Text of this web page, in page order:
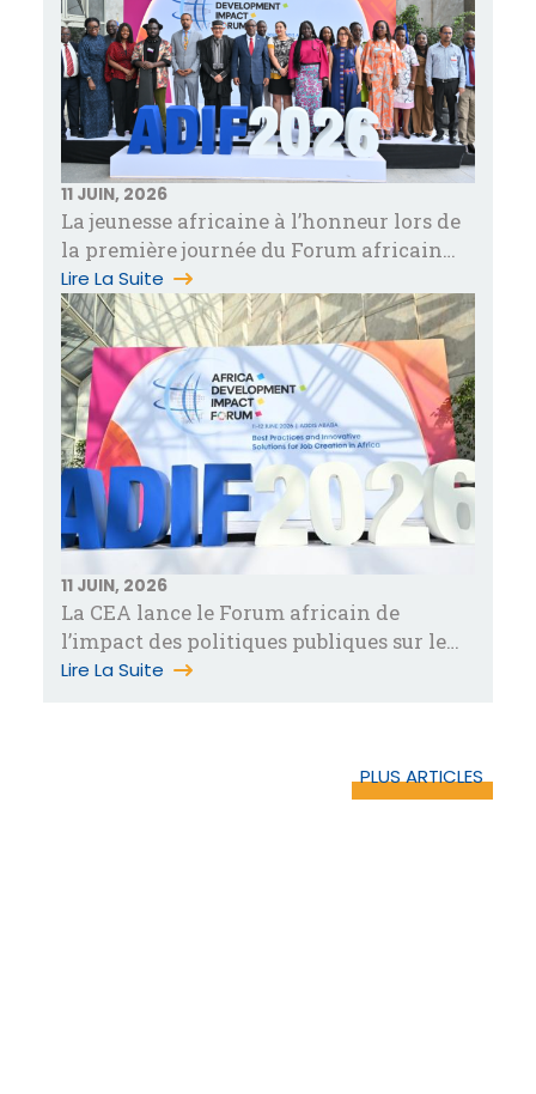
11 JUIN, 2026
La jeunesse africaine à l’honneur lors de
la première journée du Forum africain
inaugural de l’impact des poli…
Lire La Suite
11 JUIN, 2026
La CEA lance le Forum africain de
l’impact des politiques publiques sur le
développement pour combler le fossé…
Lire La Suite
PLUS ARTICLES